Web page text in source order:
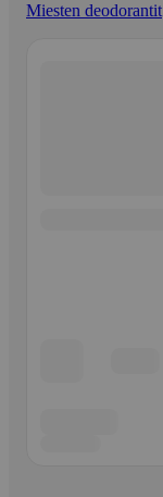
Miesten deodorantit